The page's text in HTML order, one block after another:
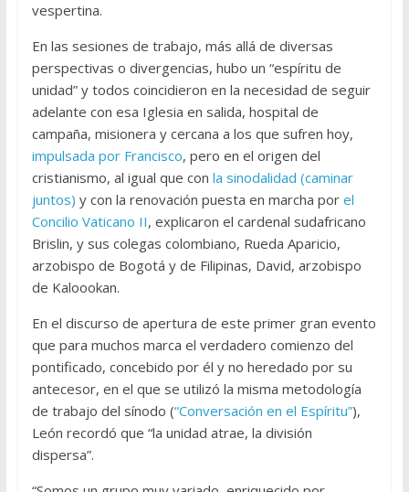
vespertina.
En las sesiones de trabajo, más allá de diversas
perspectivas o divergencias, hubo un “espíritu de
unidad” y todos coincidieron en la necesidad de seguir
adelante con esa Iglesia en salida, hospital de
campaña, misionera y cercana a los que sufren hoy,
impulsada por Francisco, pero en el origen del
cristianismo, al igual que con la sinodalidad (caminar
juntos) y con la renovación puesta en marcha por el
Concilio Vaticano II, explicaron el cardenal sudafricano
Brislin, y sus colegas colombiano, Rueda Aparicio,
arzobispo de Bogotá y de Filipinas, David, arzobispo
de Kaloookan.
En el discurso de apertura de este primer gran evento
que para muchos marca el verdadero comienzo del
pontificado, concebido por él y no heredado por su
antecesor, en el que se utilizó la misma metodología
de trabajo del sínodo (“Conversación en el Espíritu”),
León recordó que “la unidad atrae, la división
dispersa”.